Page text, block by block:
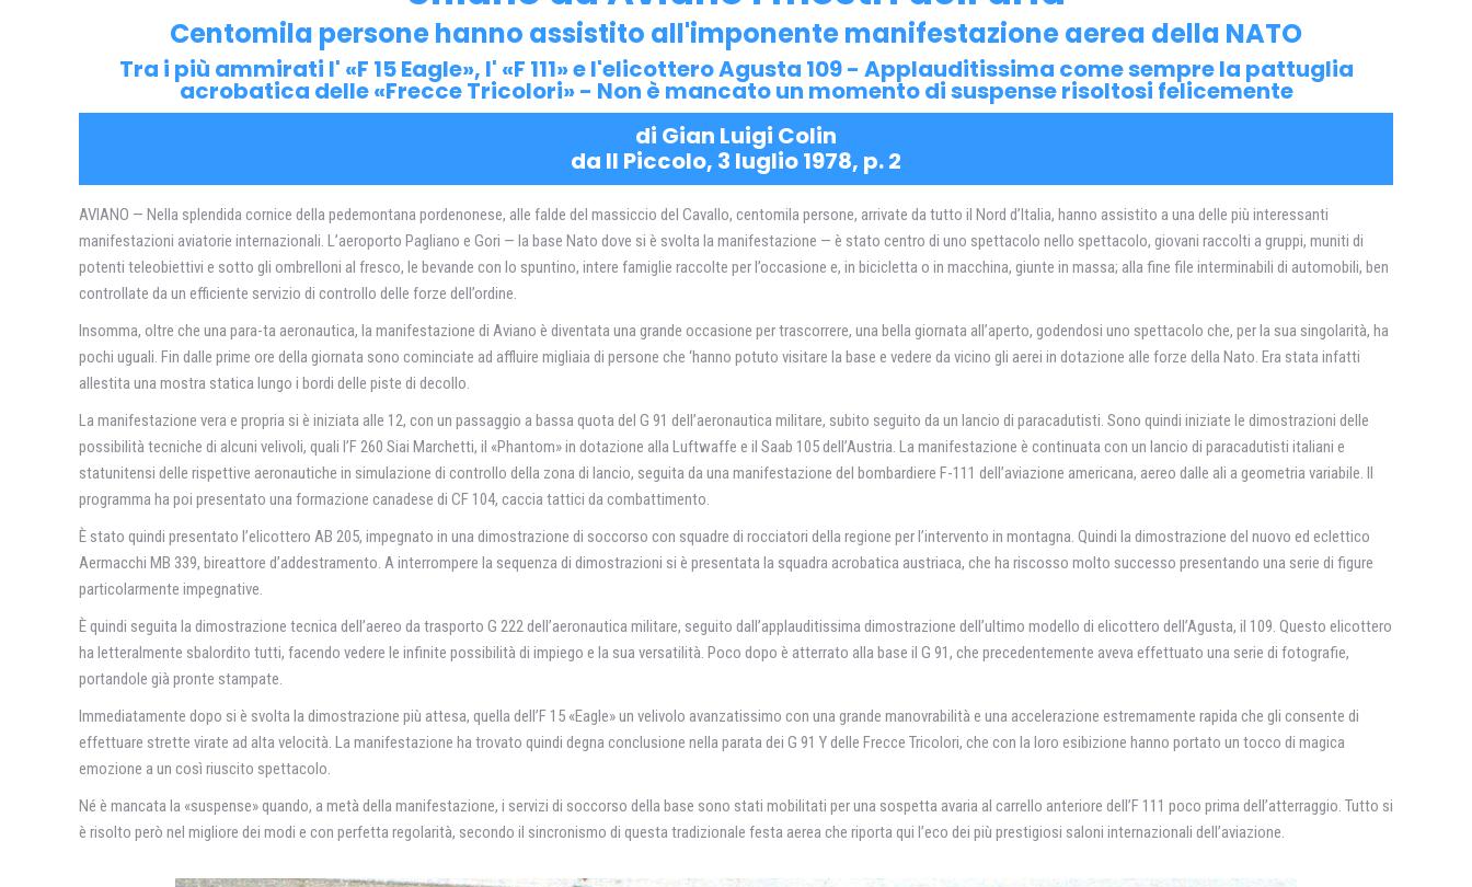
Centomila persone hanno assistito all'imponente manifestazione aerea della NATO
Tra i più ammirati l' «F 15 Eagle», l' «F 111» e l'elicottero Agusta 109 - Applauditissima come sempre la pattuglia
acrobatica delle «Frecce Tricolori» - Non è mancato un momento di suspense risoltosi felicemente
di Gian Luigi Colin
da Il Piccolo, 3 luglio 1978, p. 2
AVIANO — Nella splendida cornice della pedemontana pordenonese, alle falde del massiccio del Cavallo, centomila persone, arrivate da tutto il Nord d’Italia, hanno assistito a una delle più interessanti
manifestazioni aviatorie internazionali. L’aeroporto Pagliano e Gori — la base Nato dove si è svolta la manifestazione — è stato centro di uno spettacolo nello spettacolo, giovani raccolti a gruppi, muniti di
potenti teleobiettivi e sotto gli ombrelloni al fresco, le bevande con lo spuntino, intere famiglie raccolte per l’occasione e, in bicicletta o in macchina, giunte in massa; alla fine file interminabili di automobili, ben
controllate da un efficiente servizio di controllo delle forze dell’ordine.
Insomma, oltre che una para-ta aeronautica, la manifestazione di Aviano è diventata una grande occasione per trascorrere, una bella giornata all’aperto, godendosi uno spettacolo che, per la sua singolarità, ha
pochi uguali. Fin dalle prime ore della giornata sono cominciate ad affluire migliaia di persone che ‘hanno potuto visitare la base e vedere da vicino gli aerei in dotazione alle forze della Nato. Era stata infatti
allestita una mostra statica lungo i bordi delle piste di decollo.
La manifestazione vera e propria si è iniziata alle 12, con un passaggio a bassa quota del G 91 dell’aeronautica militare, subito seguito da un lancio di paracadutisti. Sono quindi iniziate le dimostrazioni delle
possibilità tecniche di alcuni velivoli, quali l’F 260 Siai Marchetti, il «Phantom» in dotazione alla Luftwaffe e il Saab 105 dell’Austria. La manifestazione è continuata con un lancio di paracadutisti italiani e
statunitensi delle rispettive aeronautiche in simulazione di controllo della zona di lancio, seguita da una manifestazione del bombardiere F-111 dell’aviazione americana, aereo dalle ali a geometria variabile. Il
programma ha poi presentato una formazione canadese di CF 104, caccia tattici da combattimento.
È stato quindi presentato l’elicottero AB 205, impegnato in una dimostrazione di soccorso con squadre di rocciatori della regione per l’intervento in montagna. Quindi la dimostrazione del nuovo ed eclettico
Aermacchi MB 339, bireattore d’addestramento. A interrompere la sequenza di dimostrazioni si è presentata la squadra acrobatica austriaca, che ha riscosso molto successo presentando una serie di figure
particolarmente impegnative.
È quindi seguita la dimostrazione tecnica dell’aereo da trasporto G 222 dell’aeronautica militare, seguito dall’applauditissima dimostrazione dell’ultimo modello di elicottero dell’Agusta, il 109. Questo elicottero
ha letteralmente sbalordito tutti, facendo vedere le infinite possibilità di impiego e la sua versatilità. Poco dopo è atterrato alla base il G 91, che precedentemente aveva effettuato una serie di fotografie,
portandole già pronte stampate.
Immediatamente dopo si è svolta la dimostrazione più attesa, quella dell’F 15 «Eagle» un velivolo avanzatissimo con una grande manovrabilità e una accelerazione estremamente rapida che gli consente di
effettuare strette virate ad alta velocità. La manifestazione ha trovato quindi degna conclusione nella parata dei G 91 Y delle Frecce Tricolori, che con la loro esibizione hanno portato un tocco di magica
emozione a un così riuscito spettacolo.
Né è mancata la «suspense» quando, a metà della manifestazione, i servizi di soccorso della base sono stati mobilitati per una sospetta avaria al carrello anteriore dell’F 111 poco prima dell’atterraggio. Tutto si
è risolto però nel migliore dei modi e con perfetta regolarità, secondo il sincronismo di questa tradizionale festa aerea che riporta qui l’eco dei più prestigiosi saloni internazionali dell’aviazione.